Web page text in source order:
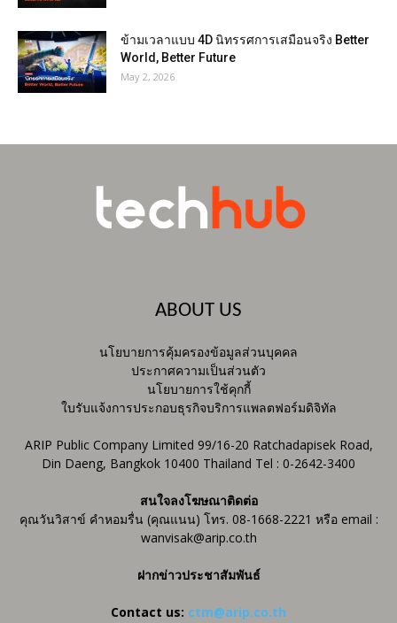
ข้ามเวลาแบบ 4D นิทรรศการเสมือนจริง Better
World, Better Future
May 2, 2026
ABOUT US
นโยบายการคุ้มครองข้อมูลส่วนบุคคล
ประกาศความเป็นส่วนตัว
นโยบายการใช้คุกกี้
ใบรับแจ้งการประกอบธุรกิจบริการแพลตฟอร์มดิจิทัล
ARIP Public Company Limited 99/16-20 Ratchadapisek Road,
Din Daeng, Bangkok 10400 Thailand Tel : 0-2642-3400
สนใจลงโฆษณาติดต่อ
คุณวันวิสาข์ คำหอมรื่น (คุณแนน) โทร. 08-1668-2221 หรือ email :
wanvisak@arip.co.th
ฝากข่าวประชาสัมพันธ์
Contact us: ctm@arip.co.th